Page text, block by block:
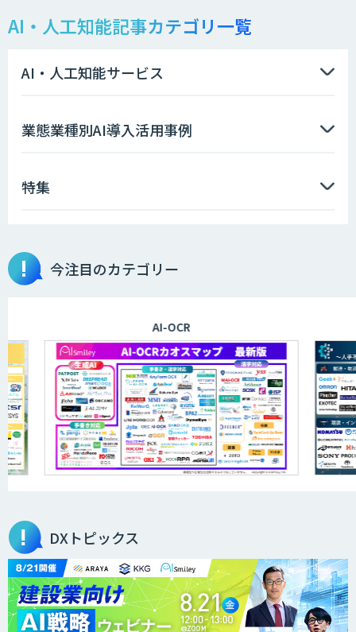
AI・人工知能記事カテゴリ一覧
AI・人工知能サービス
業態業種別AI導入活用事例
特集
今注目のカテゴリー
AI-OCR
DXトピックス